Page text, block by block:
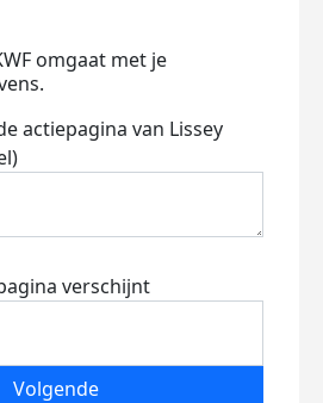
omgaat met je
actiepagina van Lissey
verschijnt
Volgende